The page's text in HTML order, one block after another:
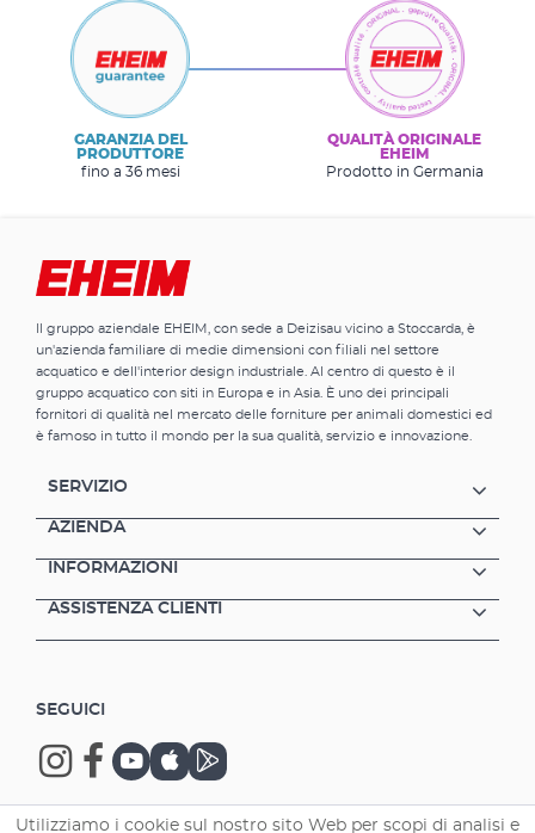
GARANZIA DEL
PRODUTTORE
fino a 36 mesi
QUALITÀ ORIGINALE
EHEIM
Prodotto in Germania
Il gruppo aziendale EHEIM, con sede a Deizisau vicino a Stoccarda, è
un'azienda familiare di medie dimensioni con filiali nel settore
acquatico e dell'interior design industriale. Al centro di questo è il
gruppo acquatico con siti in Europa e in Asia. È uno dei principali
fornitori di qualità nel mercato delle forniture per animali domestici ed
è famoso in tutto il mondo per la sua qualità, servizio e innovazione.
SERVIZIO
AZIENDA
INFORMAZIONI
ASSISTENZA CLIENTI
SEGUICI
Utilizziamo i cookie sul nostro sito Web per scopi di analisi e